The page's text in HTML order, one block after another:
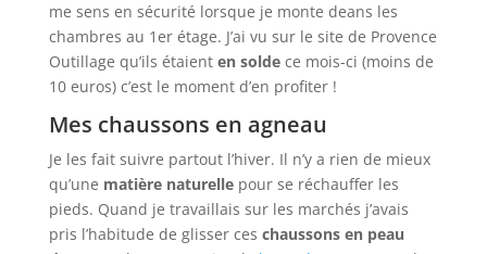
me sens en sécurité lorsque je monte deans les
chambres au 1er étage. J’ai vu sur le site de Provence
Outillage qu’ils étaient en soldece mois-ci (moins de
10 euros) c’est le moment d’en profiter !
Mes chaussons en agneau
Je les fait suivre partout l’hiver. Il n’y a rien de mieux
qu’une matière naturellepour se réchauffer les
pieds. Quand je travaillais sur les marchés j’avais
pris l’habitude de glisser ces chaussons en peau